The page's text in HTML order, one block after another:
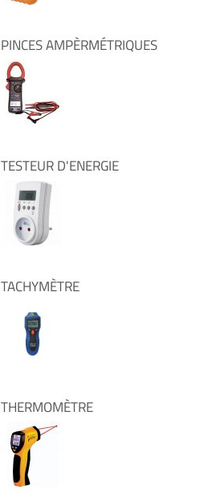
PINCES AMPÈRMÉTRIQUES
TESTEUR D'ENERGIE
TACHYMÈTRE
THERMOMÈTRE